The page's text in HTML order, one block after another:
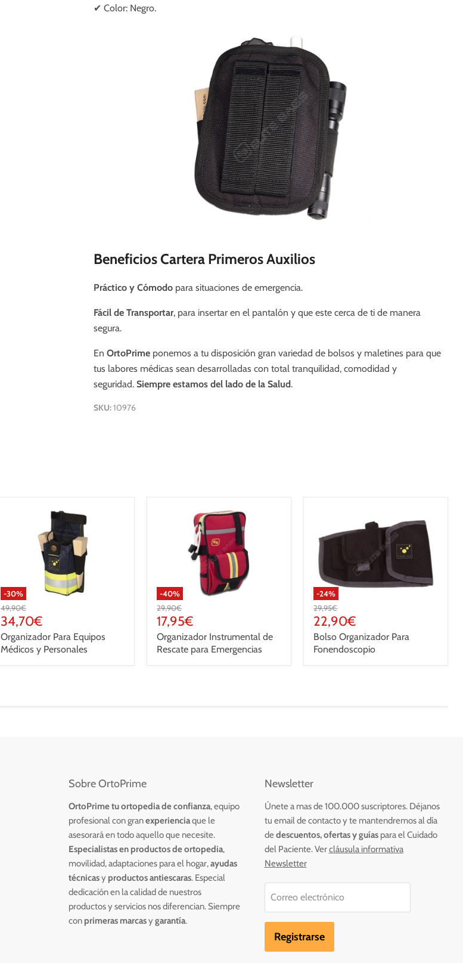
✔ Color: Negro.
Beneficios Cartera Primeros Auxilios
Práctico y Cómodo para situaciones de emergencia.
Fácil de Transportar, para insertar en el pantalón y que este cerca de ti de manera
segura.
En OrtoPrimeponemos a tu disposición gran variedad de bolsos y maletines para que
tus labores médicas sean desarrolladas con total tranquilidad, comodidad y
seguridad. Siempre estamos del lado de la Salud.
SKU:10976
-30%
Precio
original
49,90€
Precio
actual
34,70€
Organizador Para Equipos
Médicos y Personales
-40%
Precio
original
29,90€
Precio
actual
17,95€
Organizador Instrumental de
Rescate para Emergencias
-24%
Precio
original
29,95€
Precio
actual
22,90€
Bolso Organizador Para
Fonendoscopio
Sobre OrtoPrime
OrtoPrime tu ortopedia de confianza, equipo
profesional congranexperienciaque le
asesorará en todo aquello que necesite.
Especialistas en productos de ortopedia,
movilidad, adaptaciones para el hogar,ayudas
técnicasy productos antiescaras. Especial
dedicación en la calidad de nuestros
productos y servicios nos diferencian. Siempre
con primeras marcasy garantía.
Newsletter
Únete a mas de 100.000 suscriptores. Déjanos
tu email de contacto y te mantendremos al día
dedescuentos, ofertasy guíaspara el Cuidado
del Paciente.Vercláusula informativa
Newsletter
Correo electrónico
Registrarse